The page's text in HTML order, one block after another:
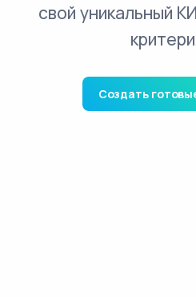
свой уникальный
Создать